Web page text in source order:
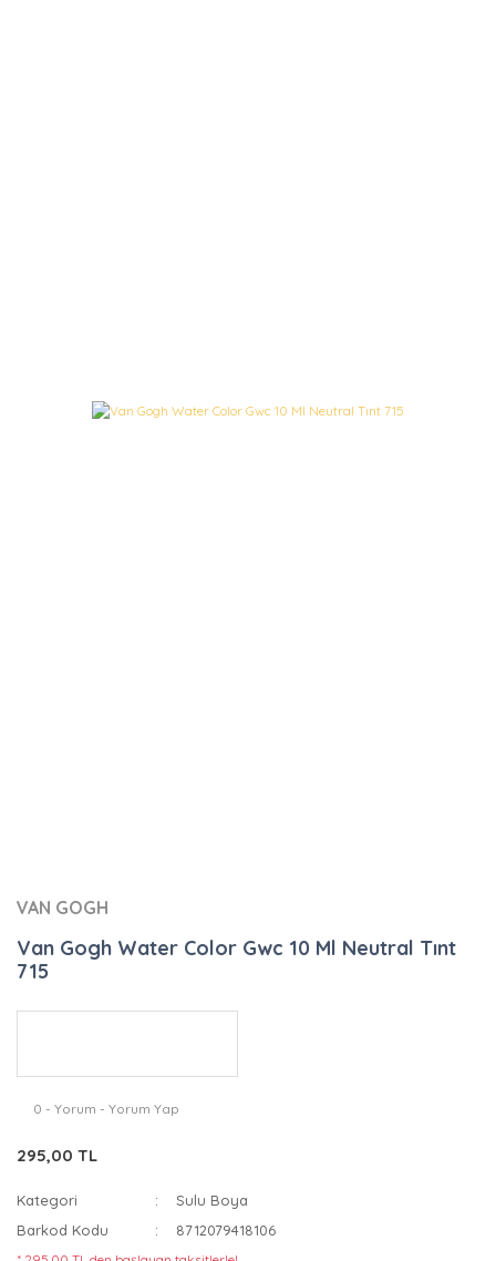
VAN GOGH
Van Gogh Water Color Gwc 10 Ml Neutral Tınt
715
0 - Yorum - Yorum Yap
295,00 TL
Kategori
Sulu Boya
Barkod Kodu
8712079418106